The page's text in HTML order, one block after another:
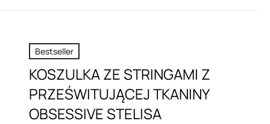
Bestseller
KOSZULKA ZE STRINGAMI Z
PRZEŚWITUJĄCEJ TKANINY
OBSESSIVE STELISA